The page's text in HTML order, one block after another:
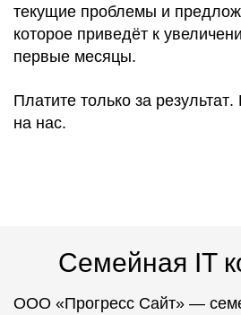
текущие проблемы и
которое приведёт к
первые месяцы.
Платите только за результат.
на нас.
Семейная IT
ООО «Прогресс Сайт» —